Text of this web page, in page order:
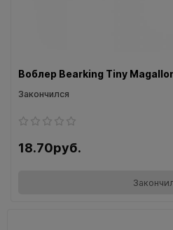
Воблер Bearking Tiny
Закончился
18.70руб.